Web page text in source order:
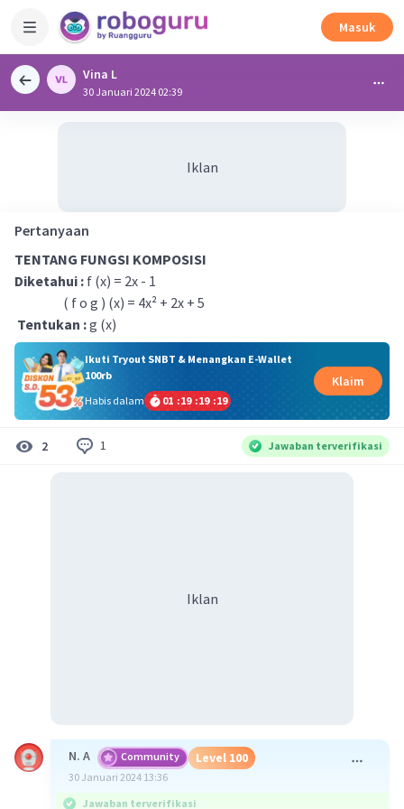
Masuk
Vina L
30 Januari 2024 02:39
Iklan
Pertanyaan
TENTANG FUNGSI KOMPOSISI
Diketahui : f (x) = 2x - 1
( f o g ) (x) = 4x² + 2x + 5
Tentukan :g (x)
Ikuti Tryout SNBT & Menangkan E-Wallet
100rb
Habis dalam
01 :19 :19 :18
Klaim
2 1 Jawaban terverifikasi
Iklan
N. A Community Level 100
30 Januari 2024 13:36
Jawaban terverifikasi